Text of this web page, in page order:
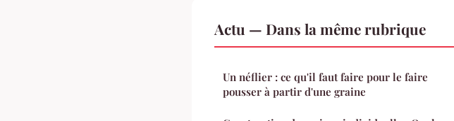
Actu — Dans la même rubrique
Un néflier : ce qu'il faut faire pour le faire
pousser à partir d'une graine